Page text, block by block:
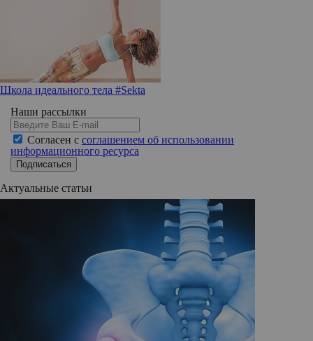
Школа идеального тела #Sekta
Наши рассылки
Согласен с соглашением об использовании
информационного ресурса
Подписаться
Актуальные статьи